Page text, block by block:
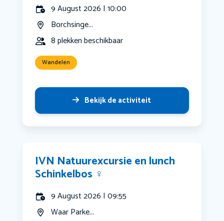
9 August 2026 | 10:00
Borchsinge...
8 plekken beschikbaar
Wandelen
Bekijk de activiteit
IVN Natuurexcursie en lunch
Schinkelbos ‍♀️
9 August 2026 | 09:55
Waar Parke...